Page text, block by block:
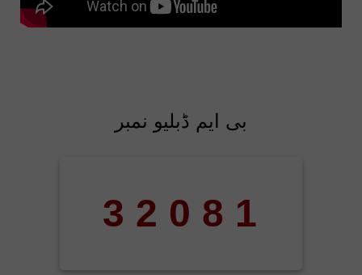
بی ایم ڈبلیو نمبر
1
8
0
2
3